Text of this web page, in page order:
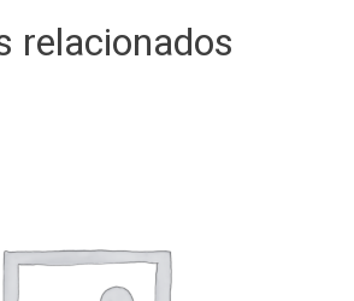
relacionados